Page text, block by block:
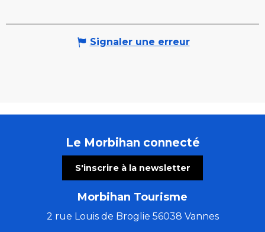
Signaler une erreur
Le Morbihan connecté
S'inscrire à la newsletter
Morbihan Tourisme
2 rue Louis de Broglie 56038 Vannes